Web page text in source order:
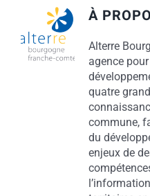
À
Alterre
agence
quatre
commune,
du
enjeux de